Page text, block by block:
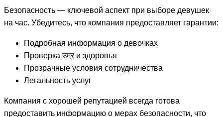
Безопасность — ключевой аспект при выборе девушек
на час. Убедитесь, что компания предоставляет гарантии:
Подробная информация о девочках
Проверка उम्र и здоровья
Прозрачные условия сотрудничества
Легальность услуг
Компания с хорошей репутацией всегда готова
предоставить информацию о мерах безопасности, что